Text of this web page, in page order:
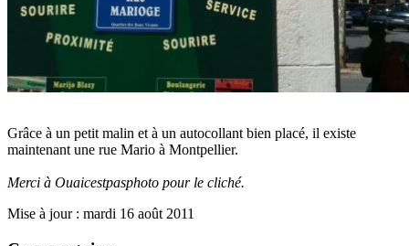
Grâce à un petit malin et à un autocollant bien placé, il existe
maintenant une rue Mario à Montpellier.
Merci à Ouaicestpasphoto pour le cliché.
Mise à jour : mardi 16 août 2011